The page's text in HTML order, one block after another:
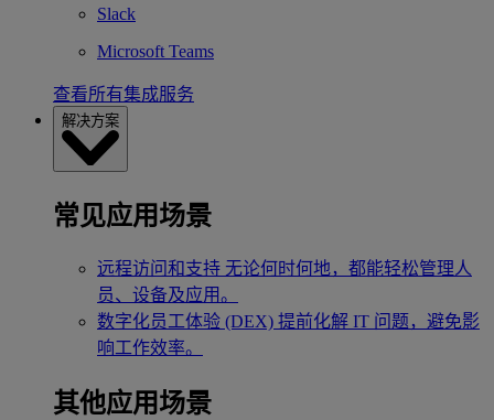
Slack
Microsoft Teams
查看所有集成服务
解决方案
常见应用场景
远程访问和支持 无论何时何地，都能轻松管理人
员、设备及应用。
数字化员工体验 (DEX) 提前化解 IT 问题，避免影
响工作效率。
其他应用场景